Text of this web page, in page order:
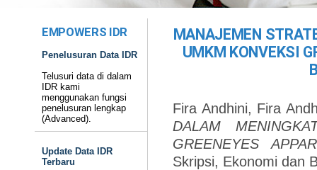
EMPOWERS IDR
Penelusuran Data IDR
Telusuri data di dalam
IDR kami
menggunakan fungsi
penelusuran lengkap
(Advanced).
Update Data IDR
Terbaru
MANAJEMEN
UMKM KONVEKSI
Fira Andhini, Fira
DALAM
GREENEYES
Skripsi, Ekonomi dan